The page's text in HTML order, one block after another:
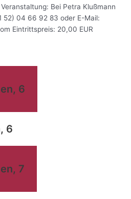
Bei Petra Klußmann
52) 04 66 92 83 oder E-Mail:
Eintrittspreis: 20,00 EUR
6
6
7